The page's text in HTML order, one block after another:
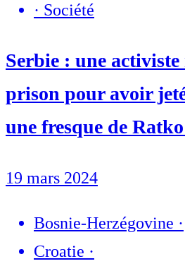
· Société
Serbie : une activiste
prison pour avoir
une fresque de
19 mars 2024
Bosnie-Herzégovine ·
Croatie ·